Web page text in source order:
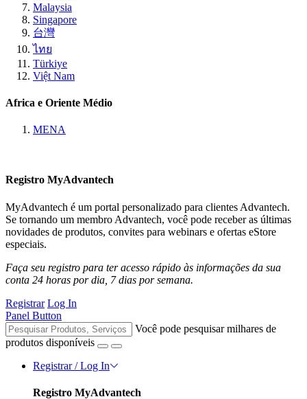
Malaysia
Singapore
台灣
ไทย
Türkiye
Việt Nam
Africa e Oriente Médio
MENA
Registro MyAdvantech
MyAdvantech é um portal personalizado para clientes Advantech.
Se tornando um membro Advantech, você pode receber as últimas
novidades de produtos, convites para webinars e ofertas eStore
especiais.
Faça seu registro para ter acesso rápido às informações da sua
conta 24 horas por dia, 7 dias por semana.
Registrar Log In
Panel Button
Você pode pesquisar milhares de
produtos disponíveis
Registrar / Log In
Registro MyAdvantech